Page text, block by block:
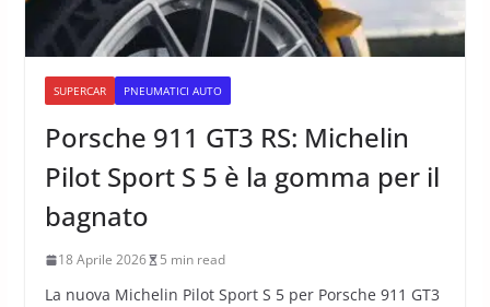
SUPERCAR PNEUMATICI AUTO
Porsche 911 GT3 RS: Michelin
Pilot Sport S 5 è la gomma per il
bagnato
18 Aprile 2026 5 min read
La nuova Michelin Pilot Sport S 5 per Porsche 911 GT3